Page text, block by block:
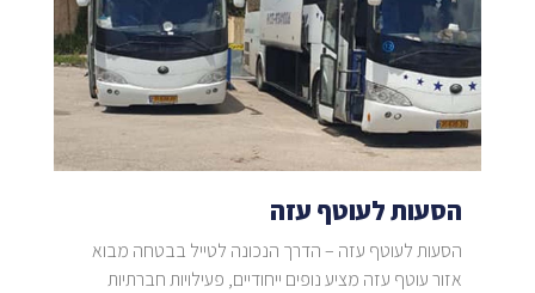
הסעות לעוטף עזה
הסעות לעוטף עזה – הדרך הנכונה לטייל בבטחה מבוא
אזור עוטף עזה מציע נופים ייחודיים, פעילויות חברתיות